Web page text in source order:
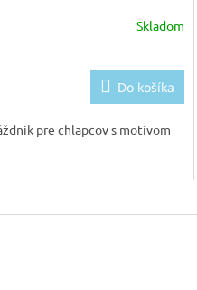
Skladom
Do košíka
pre chlapcov s motívom